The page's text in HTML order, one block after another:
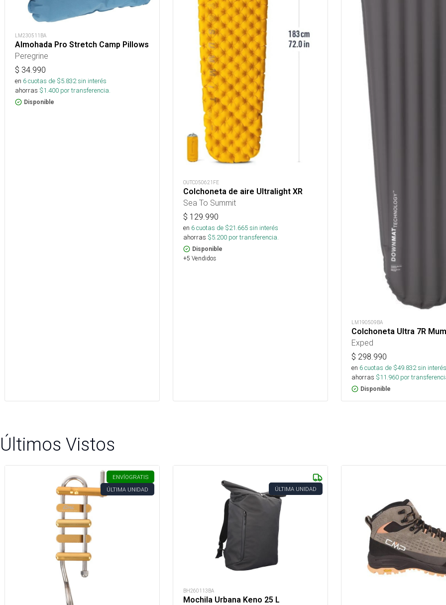
LM230511BA
Almohada Pro Stretch Camp Pillows
Peregrine
$ 34.990
en 6cuotas de $5.832sin interés
ahorras $1.400 por transferencia.
Disponible
OUTC050621FE
Colchoneta de aire Ultralight XR
Sea To Summit
$ 129.990
en 6cuotas de $21.665sin interés
ahorras $5.200 por transferencia.
Disponible
+5 Vendidos
LM190509BA
Colchoneta Ultra 7R
Exped
$ 298.990
en 6cuotas de $49.832sin interés
ahorras $11.960 por
Disponible
Últimos Vistos
ENVÍOGRATIS
ÚLTIMA UNIDAD
ÚLTIMA UNIDAD
BH260113BA
Mochila Urbana Keno 25 L